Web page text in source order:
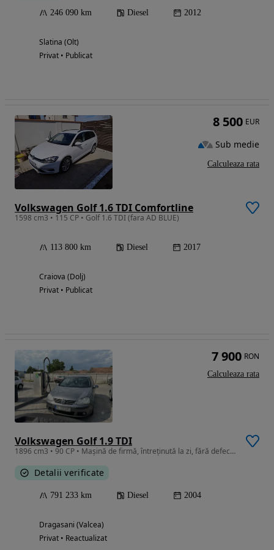
246 090 km Diesel 2012
Slatina (Olt)
Privat • Publicat
Volkswagen Golf 1.6 TDI Comfortline
1598 cm3 • 115 CP • Golf 1.6 TDI (fara AD BLUE)
113 800 km Diesel 2017
Craiova (Dolj)
Privat • Publicat
8 500 EUR
Sub medie
Calculeaza rata
Volkswagen Golf 1.9 TDI
1896 cm3 • 90 CP • Mașină de firmă, întreținută la zi, fără defecte mecanice
Detalii verificate
791 233 km Diesel 2004
Dragasani (Valcea)
Privat • Reactualizat
7 900 RON
Calculeaza rata